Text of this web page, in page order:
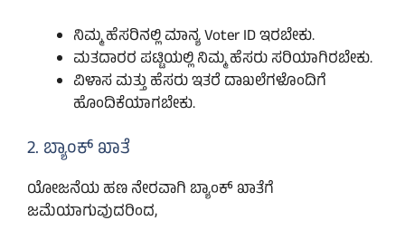
ನಿಮ್ಮ ಹೆಸರಿನಲ್ಲಿ ಮಾನ್ಯ Voter ID ಇರಬೇಕು.
ಮತದಾರರ ಪಟ್ಟಿಯಲ್ಲಿ ನಿಮ್ಮ ಹೆಸರು ಸರಿಯಾಗಿರಬೇಕು.
ವಿಳಾಸ ಮತ್ತು ಹೆಸರು ಇತರೆ ದಾಖಲೆಗಳೊಂದಿಗೆ
ಹೊಂದಿಕೆಯಾಗಬೇಕು.
2. ಬ್ಯಾಂಕ್ ಖಾತೆ
ಯೋಜನೆಯ ಹಣ ನೇರವಾಗಿ ಬ್ಯಾಂಕ್ ಖಾತೆಗೆ
ಜಮೆಯಾಗುವುದರಿಂದ,